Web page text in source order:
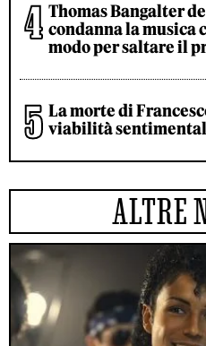
Thomas Bangalter
condanna la musica
modo per saltare il
La morte di
viabilità
ALTRE